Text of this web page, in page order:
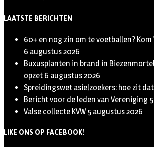
LAATSTE BERICHTEN
60+ en nog zin om te voetballen?
6 augustus 2026
Buxusplanten in brand in
opzet 6 augustus 2026
Spreidingswet asielzoekers: hoe zit
Bericht voor de leden van Vereniging
Valse collecte KVW 5 augustus 2026
LIKE ONS OP FACEBOOK!